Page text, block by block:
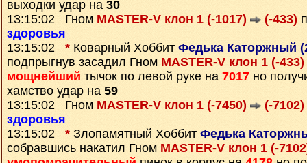
выходки удар на 30
13:15:02 Гном MASTER-V клон 1 (-1017) (-433)
здоровья
13:15:02 * Коварный Хоббит Федька Каторжный
подпрыгнув засадил Гном MASTER-V клон 1 (-433)
мощнейший тычок по левой руке на 7017 но
хамство удар на 59
13:15:02 Гном MASTER-V клон 1 (-7450) (-7102)
здоровья
13:15:02 * Злопамятный Хоббит Федька
собравшись накатил Гном MASTER-V клон 1 (-